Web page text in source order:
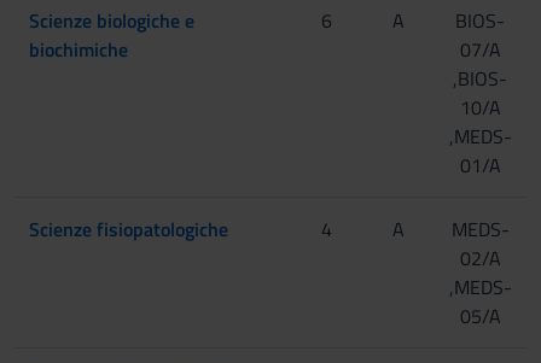
Scienze biologiche e
biochimiche
6 A
BIOS-
07/A
,BIOS-
10/A
,MEDS-
01/A
Scienze fisiopatologiche 4 A
MEDS-
02/A
,MEDS-
05/A